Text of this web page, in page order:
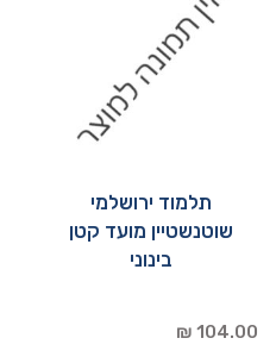
תלמוד ירושלמי
שוטנשטיין מועד קטן
בינוני
104.00 ₪